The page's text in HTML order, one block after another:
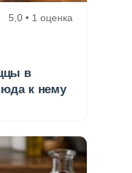
5,0 • 1 оценка
в
к нему